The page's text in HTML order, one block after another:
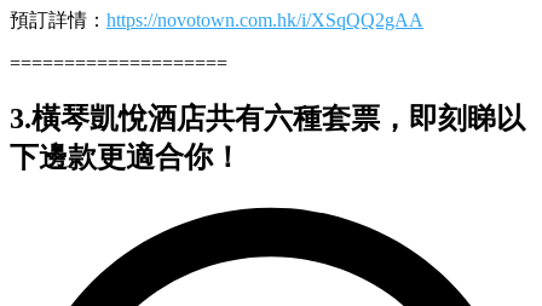
預訂詳情： https://novotown.com.hk/i/XSqQQ2gAA
====================
3.橫琴凱悅酒店共有六種套票，即刻睇以
下邊款更適合你！